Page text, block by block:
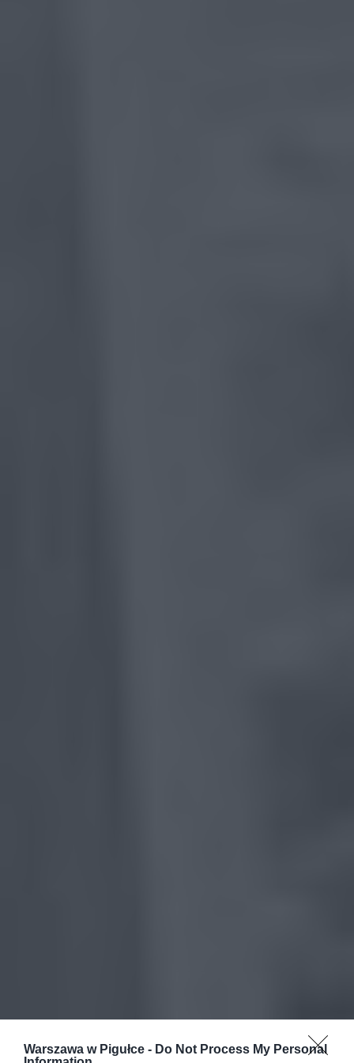
Warszawa w Pigułce - Do Not Process My Personal